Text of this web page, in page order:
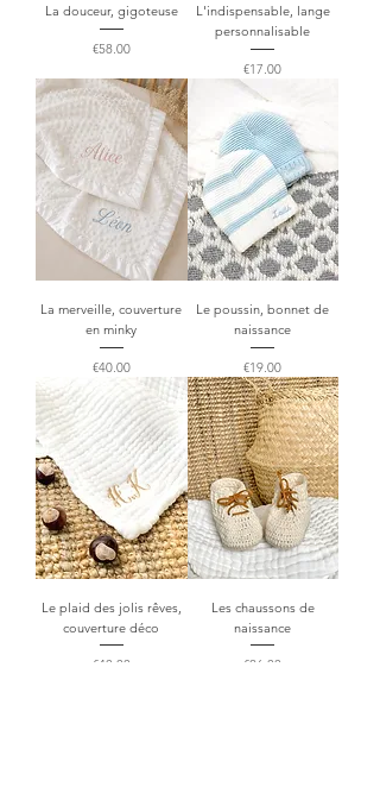
La douceur, gigoteuse
Price
€58.00
L'indispensable, lange
personnalisable
Price
€17.00
La merveille, couverture
en minky
Price
€40.00
Le poussin, bonnet de
naissance
Price
€19.00
Le plaid des jolis rêves,
couverture déco
Price
€40.00
Les chaussons de
naissance
Price
€26.00